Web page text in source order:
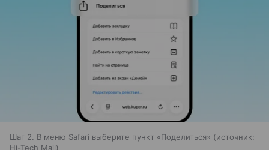
Шаг 2. В меню Safari выберите пункт «Поделиться»
источник:
Hi-Tech Mail